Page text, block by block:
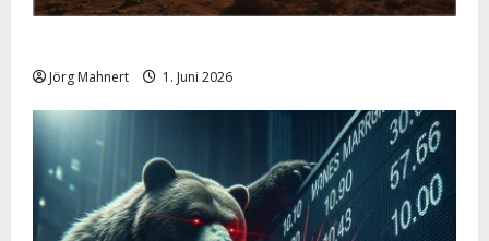
Jörg Mahnert 1. Juni 2026